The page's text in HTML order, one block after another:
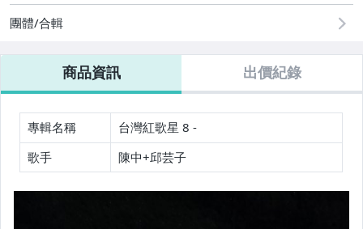
團體/合輯
商品資訊 出價紀錄
專輯名稱
台灣紅歌星 8 -
歌手
陳中+邱芸子